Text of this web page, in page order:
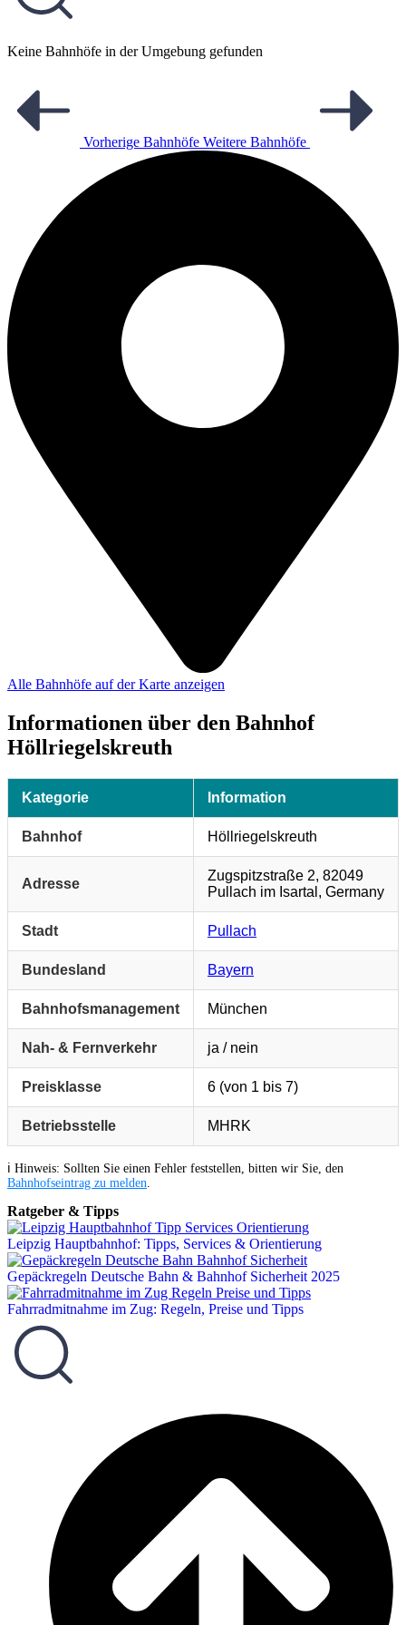
Keine Bahnhöfe in der Umgebung gefunden
Vorherige Bahnhöfe Weitere Bahnhöfe
Alle Bahnhöfe auf der Karte anzeigen
Informationen über den Bahnhof
Höllriegelskreuth
Kategorie Information
Bahnhof Höllriegelskreuth
Adresse
Zugspitzstraße 2, 82049
Pullach im Isartal, Germany
Stadt Pullach
Bundesland Bayern
Bahnhofsmanagement München
Nah- & Fernverkehr ja / nein
Preisklasse 6 (von 1 bis 7)
Betriebsstelle MHRK
ℹ️ Hinweis: Sollten Sie einen Fehler feststellen, bitten wir Sie, den
Bahnhofseintrag zu melden
Ratgeber & Tipps
Leipzig Hauptbahnhof: Tipps, Services & Orientierung
Gepäckregeln Deutsche Bahn & Bahnhof Sicherheit 2025
Fahrradmitnahme im Zug: Regeln, Preise und Tipps